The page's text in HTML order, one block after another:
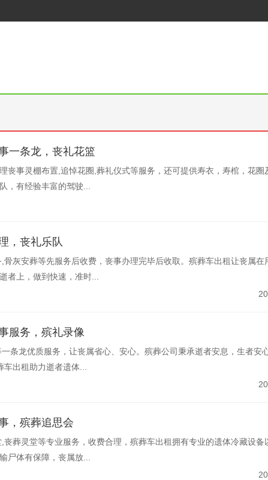
一条龙，丧礼花篮
丧事灵棚布置,追悼花圈,葬礼仪式等服务，还可提供寿衣，寿棺，花圈
，有经验丰富的驾驶...
，丧礼乐队
灰安葬等先服务后收费，丧事办理完毕后收取。殡葬车出租让丧属在
者上，做到快速，准时...
服务，殡礼录像
条龙优质服务，让丧属省心、安心。殡葬公司秉承逝者安息，生者安
出租助力逝者遗体...
，殡葬追思会
葬灵堂等专业服务，收费合理，殡葬车出租拥有专业的遗体冷藏设备
尸体有保障，丧属放...